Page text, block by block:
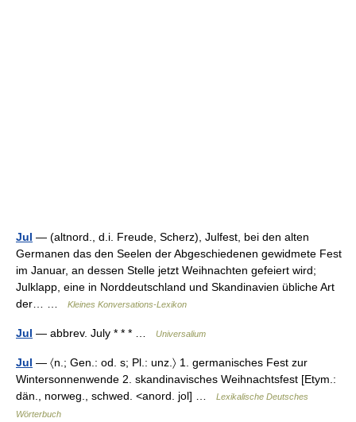
Jul — (altnord., d.i. Freude, Scherz), Julfest, bei den alten
Germanen das den Seelen der Abgeschiedenen gewidmete Fest
im Januar, an dessen Stelle jetzt Weihnachten gefeiert wird;
Julklapp, eine in Norddeutschland und Skandinavien übliche Art
der… …
Kleines Konversations-Lexikon
Jul — abbrev. July * * * … Universalium
Jul — 〈n.; Gen.: od. s; Pl.: unz.〉 1. germanisches Fest zur
Wintersonnenwende 2. skandinavisches Weihnachtsfest [Etym.:
dän., norweg., schwed. <anord. jol] …
Lexikalische Deutsches
Wörterbuch